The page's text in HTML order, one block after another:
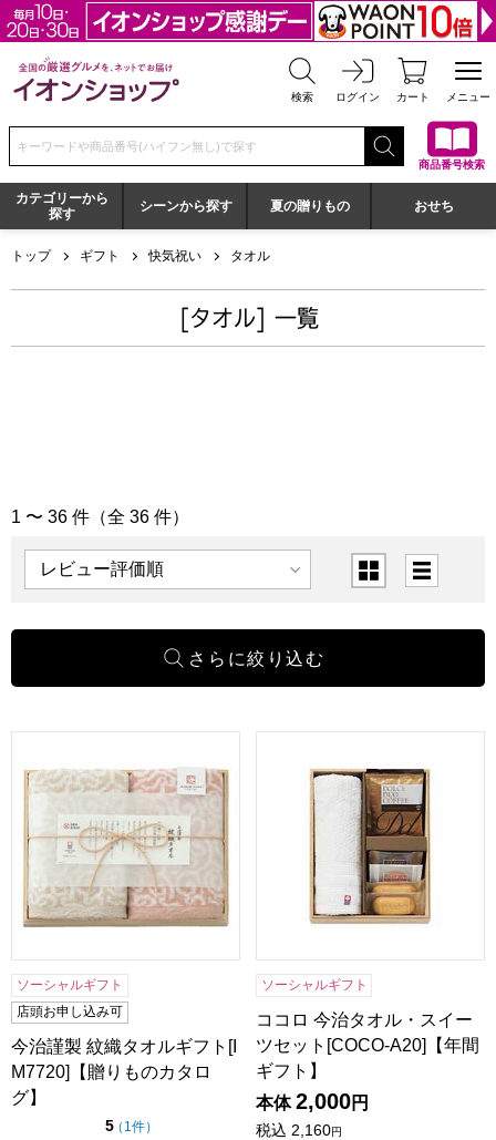
全国の厳選グルメを、ネットでお届け イオンショップ
検索 ログイン カート メニュー
検索キーワードまたは商品番号を入力してください
商品番号検索
カテゴリーから
探す
シーンから探す 夏の贈りもの おせち
トップ ギフト 快気祝い タオル
[タオル] 一覧
「タオル」の商品一覧
1 〜 36 件（全 36 件）
表示順 表示切替
ソーシャルギフト
店頭お申し込み可
今治謹製 紋織タオルギフト[I
M7720]【贈りものカタロ
グ】
5点（5点満点中）
（ 1件の評価
）
ソーシャルギフト
ココロ 今治タオル・スイー
ツセット[COCO-A20]【年間
ギフト】
本体 2,000円
税込 2,160円